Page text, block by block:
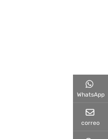
WhatsApp
correo